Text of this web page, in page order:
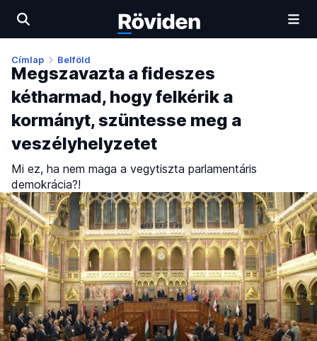
Címlap Belföld
Megszavazta a fideszes
kétharmad, hogy felkérik a
kormányt, szüntesse meg a
veszélyhelyzetet
Mi ez, ha nem maga a vegytiszta parlamentáris
demokrácia?!